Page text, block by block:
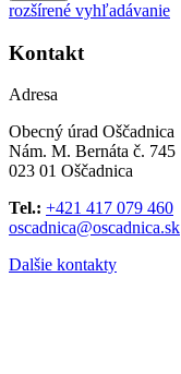
rozšírené vyhľadávanie
Kontakt
Adresa
Obecný úrad Oščadnica
Nám. M. Bernáta č. 745
023 01 Oščadnica
Tel.: +421 417 079 460
oscadnica@oscadnica.sk
Dalšie kontakty